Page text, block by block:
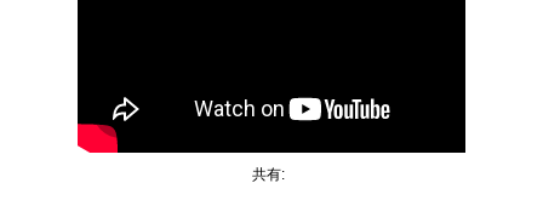
共有: